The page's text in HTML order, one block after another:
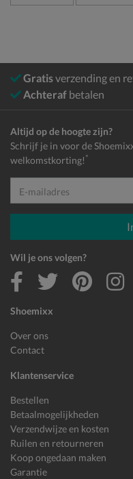
Gratisverzending en
Achteraf betalen
Shoemixx
Over ons
Contact
Klantenservice
Bestellen
Betaalmogelijkheden
Verzendwijze en kosten
Ruilen en retourneren
Koop ongedaan maken
Garantie
Altijd op de hoogte zijn?
Schrijf je in voor de
welkomstkorting! *
E-mailadres
Wil je ons volgen?